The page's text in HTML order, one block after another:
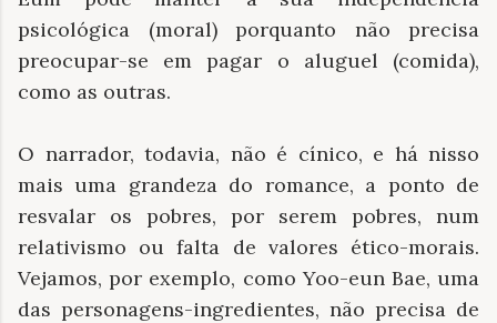
psicológica (moral) porquanto não precisa
preocupar-se em pagar o aluguel (comida),
como as outras.
O narrador, todavia, não é cínico, e há nisso
mais uma grandeza do romance, a ponto de
resvalar os pobres, por serem pobres, num
relativismo ou falta de valores ético-morais.
Vejamos, por exemplo, como Yoo-eun Bae, uma
das personagens-ingredientes, não precisa de